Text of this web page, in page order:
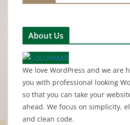
About Us
We love WordPress and we are
you with professional looking
so that you can take your
ahead. We focus on simplicity,
and clean code.